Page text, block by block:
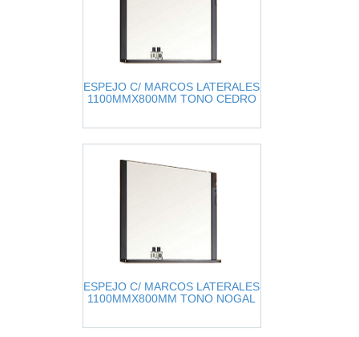
ESPEJO C/ MARCOS LATERALES
1100MMX800MM TONO CEDRO
ESPEJO C/ MARCOS LATERALES
1100MMX800MM TONO NOGAL